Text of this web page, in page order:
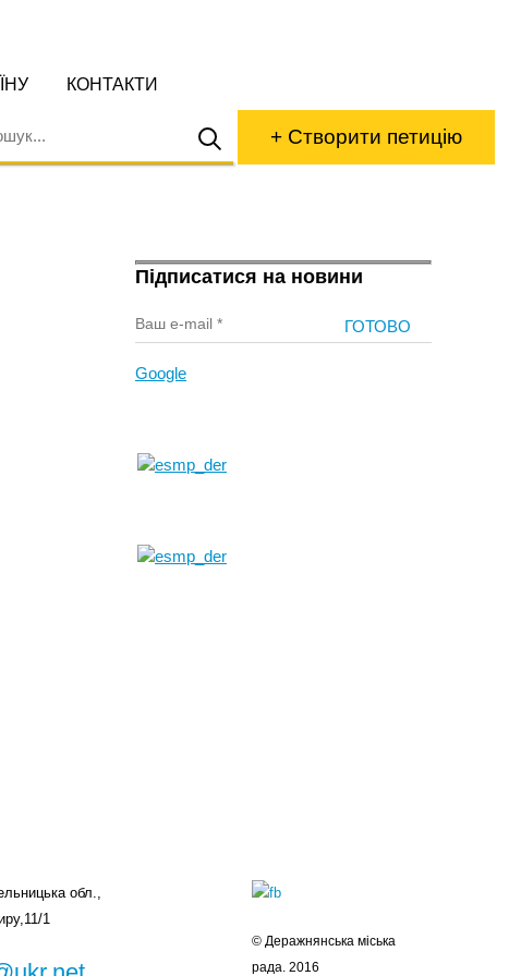
КОНТАКТИ
+ Створити петицію
Підписатися на новини
Google
обл.,
1
© Деражнянська міська
рада. 2016